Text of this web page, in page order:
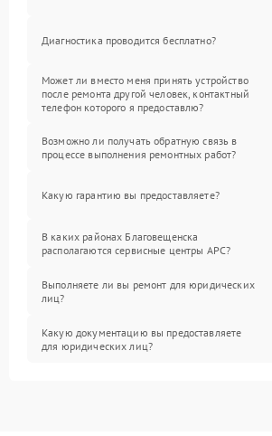
Диагностика проводится бесплатно?
Может ли вместо меня принять устройство
после ремонта другой человек, контактный
телефон которого я предоставлю?
Возможно ли получать обратную связь в
процессе выполнения ремонтных работ?
Какую гарантию вы предоставляете?
В каких районах Благовещенска
располагаются сервисные центры APC?
Выполняете ли вы ремонт для юридических
лиц?
Какую документацию вы предоставляете
для юридических лиц?